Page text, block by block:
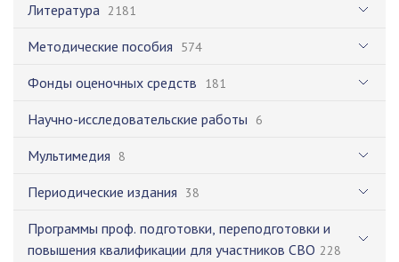
Литература 2181
Методические пособия 574
Фонды оценочных средств 181
Научно-исследовательские работы 6
Мультимедия 8
Периодические издания 38
Программы проф. подготовки, переподготовки и
повышения квалификации для участников СВО 228